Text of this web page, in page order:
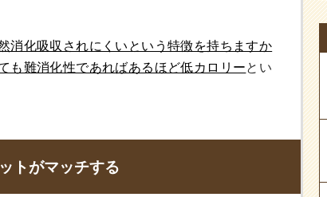
消化吸収されにくいという特徴を持ちますか
も難消化性であればあるほど低カロリーとい
トがマッチする